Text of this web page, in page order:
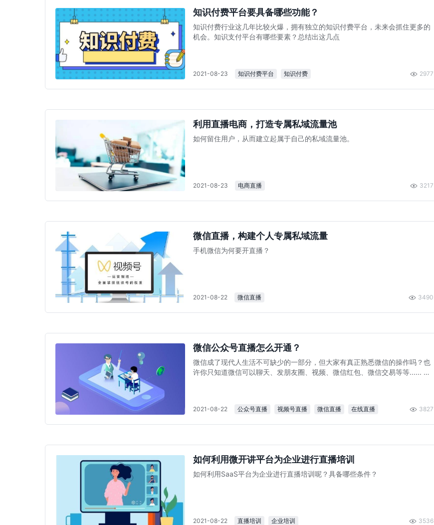
知识付费平台要具备哪些功能？
​知识付费行业这几年比较火爆，拥有独立的知识付费平台，未来会抓住更多的
机会。知识支付平台有哪些要素？总结出这几点
2021-08-23 知识付费平台 知识付费 2977
利用直播电商，打造专属私域流量池
如何留住用户，从而建立起属于自己的私域流量池。
2021-08-23 电商直播 3217
微信直播，构建个人专属私域流量
手机微信为何要开直播？
2021-08-22 微信直播 3490
微信公众号直播怎么开通？
微信成了现代人生活不可缺少的一部分，但大家有真正熟悉微信的操作吗？也
许你只知道微信可以聊天、发朋友圈、视频、微信红包、微信交易等等...... 而
2021-08-22 公众号直播 视频号直播 微信直播 在线直播 3827
如何利用微开讲平台为企业进行直播培训
如何利用SaaS平台为企业进行直播培训呢？具备哪些条件？
2021-08-22 直播培训 企业培训 3536